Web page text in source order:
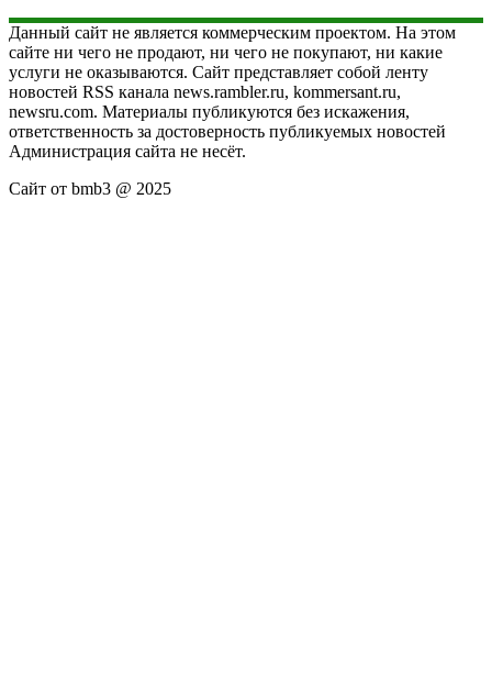
Данный сайт не является коммерческим проектом. На этом
сайте ни чего не продают, ни чего не покупают, ни какие
услуги не оказываются. Сайт представляет собой ленту
новостей RSS канала news.rambler.ru, kommersant.ru,
newsru.com. Материалы публикуются без искажения,
ответственность за достоверность публикуемых новостей
Администрация сайта не несёт.
Сайт от bmb3 @ 2025